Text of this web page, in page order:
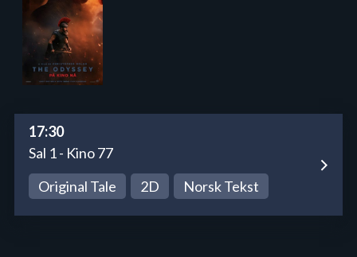
17:30
Sal 1 - Kino 77
Original Tale
2D Norsk Tekst